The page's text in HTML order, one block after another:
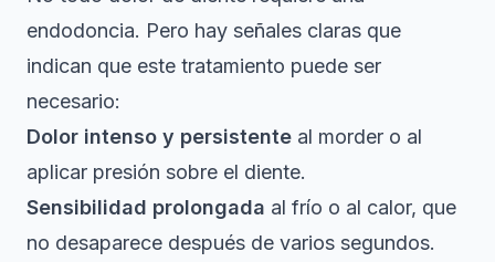
endodoncia. Pero hay señales claras que
indican que este tratamiento puede ser
necesario:
Dolor intenso y persistente al morder o al
aplicar presión sobre el diente.
Sensibilidad prolongada al frío o al calor, que
no desaparece después de varios segundos.